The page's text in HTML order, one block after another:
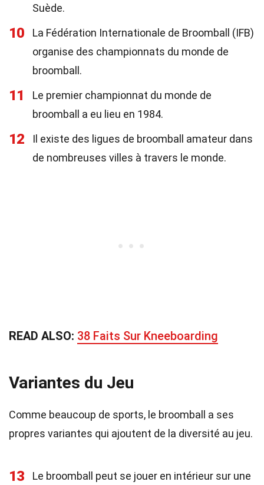
Suède.
10
La Fédération Internationale de Broomball (IFB)
organise des championnats du monde de
broomball.
11
Le premier championnat du monde de
broomball a eu lieu en 1984.
12
Il existe des ligues de broomball amateur dans
de nombreuses villes à travers le monde.
READ ALSO: 38 Faits Sur Kneeboarding
Variantes du Jeu
Comme beaucoup de sports, le broomball a ses
propres variantes qui ajoutent de la diversité au jeu.
13
Le broomball peut se jouer en intérieur sur une